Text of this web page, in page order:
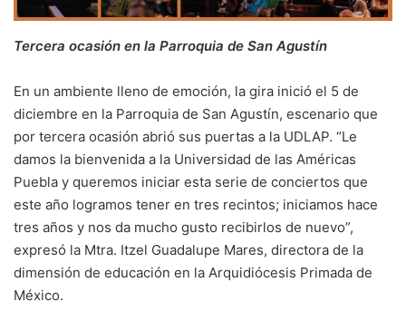
Tercera ocasión en la Parroquia de San Agustín
En un ambiente lleno de emoción, la gira inició el 5 de
diciembre en la Parroquia de San Agustín, escenario que
por tercera ocasión abrió sus puertas a la UDLAP. “Le
damos la bienvenida a la Universidad de las Américas
Puebla y queremos iniciar esta serie de conciertos que
este año logramos tener en tres recintos; iniciamos hace
tres años y nos da mucho gusto recibirlos de nuevo”,
expresó la Mtra. Itzel Guadalupe Mares, directora de la
dimensión de educación en la Arquidiócesis Primada de
México.